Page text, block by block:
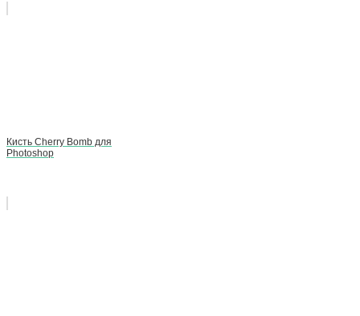
Кисть Cherry Bomb для
Photoshop